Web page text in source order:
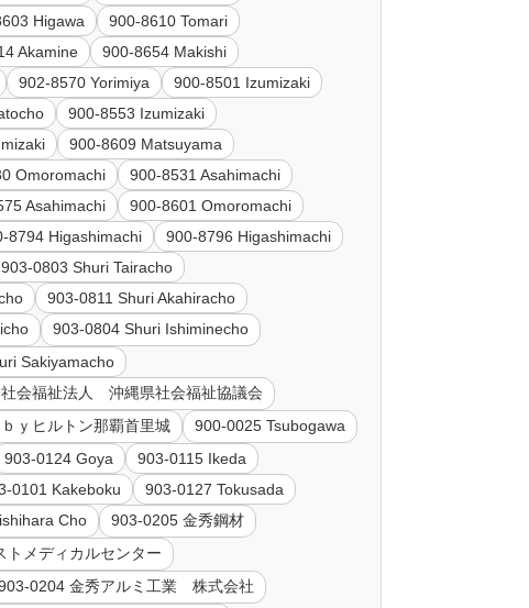
Higawa
900-8610 Tomari
Akamine
900-8654 Makishi
902-8570 Yorimiya
900-8501 Izumizaki
900-8553 Izumizaki
900-8609 Matsuyama
Omoromachi
900-8531 Asahimachi
Asahimachi
900-8601 Omoromachi
8794 Higashimachi
900-8796 Higashimachi
903-0803 Shuri Tairacho
903-0811 Shuri Akahiracho
903-0804 Shuri Ishiminecho
Sakiyamacho
会福祉法人 沖縄県社会福祉協議会
ｙヒルトン那覇首里城
900-0025 Tsubogawa
903-0124 Goya
903-0115 Ikeda
0101 Kakeboku
903-0127 Tokusada
Cho
903-0205 金秀鋼材
トメディカルセンター
0204 金秀アルミ工業 株式会社